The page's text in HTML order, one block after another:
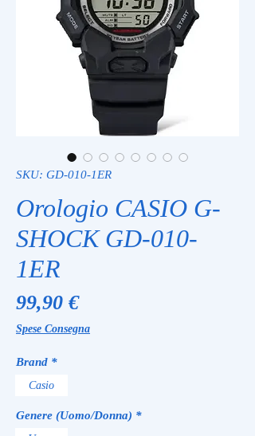
SKU: GD-010-1ER
Orologio CASIO G-
SHOCK GD-010-
1ER
99,90 €Prezzo
Spese Consegna
Brand *
Casio
Genere (Uomo/Donna) *